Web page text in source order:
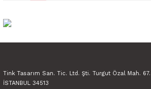
Tink Tasarım San. Tic. Ltd. Şti. Turgut Özal Mah. 67.
İSTANBUL 34513